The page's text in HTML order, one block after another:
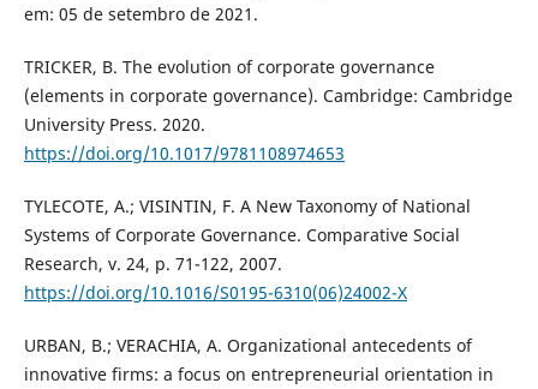
em: 05 de setembro de 2021.
TRICKER, B. The evolution of corporate governance
(elements in corporate governance). Cambridge: Cambridge
University Press. 2020.
https://doi.org/10.1017/9781108974653
TYLECOTE, A.; VISINTIN, F. A New Taxonomy of National
Systems of Corporate Governance. Comparative Social
Research, v. 24, p. 71-122, 2007.
https://doi.org/10.1016/S0195-6310(06)24002-X
URBAN, B.; VERACHIA, A. Organizational antecedents of
innovative firms: a focus on entrepreneurial orientation in